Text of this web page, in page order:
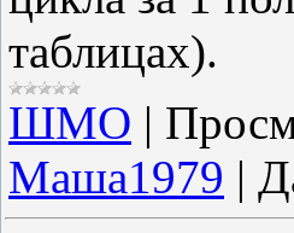
таблицах).
ШМО |
Маша1979 |